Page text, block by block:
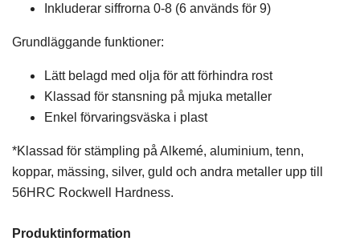
Inkluderar siffrorna 0-8 (6 används för 9)
Grundläggande funktioner:
Lätt belagd med olja för att förhindra rost
Klassad för stansning på mjuka metaller
Enkel förvaringsväska i plast
*Klassad för stämpling på Alkemé, aluminium, tenn,
koppar, mässing, silver, guld och andra metaller upp till
56HRC Rockwell Hardness.
Produktinformation